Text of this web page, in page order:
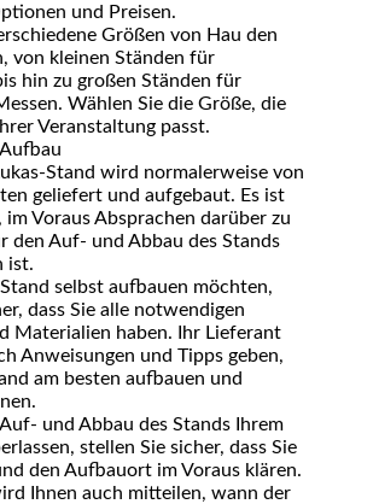
und Preisen.
Größen von Hau den
von kleinen Ständen für
hin zu großen Ständen für
Wählen Sie die Größe, die
Veranstaltung passt.
Stand wird normalerweise von
geliefert und aufgebaut. Es ist
im Voraus Absprachen darüber zu
den Auf- und Abbau des Stands
ist.
selbst aufbauen möchten,
dass Sie alle notwendigen
Materialien haben. Ihr Lieferant
Anweisungen und Tipps geben,
am besten aufbauen und
und Abbau des Stands Ihrem
stellen Sie sicher, dass Sie
den Aufbauort im Voraus klären.
Ihnen auch mitteilen, wann der